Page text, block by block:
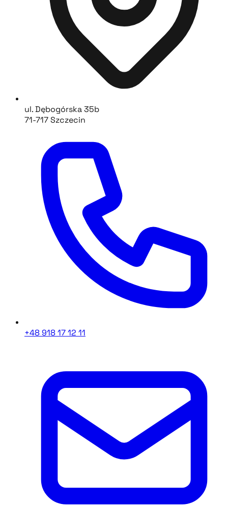
ul. Dębogórska 35b
71-717 Szczecin
+48 918 17 12 11